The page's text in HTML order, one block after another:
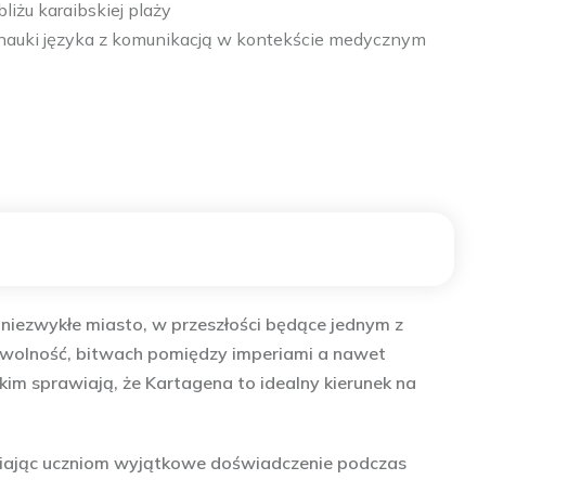
karaibskiej plaży
języka z komunikacją w kontekście medycznym
miasto, w przeszłości będące jednym z
bitwach pomiędzy imperiami a nawet
sprawiają, że Kartagena to idealny kierunek na
uczniom wyjątkowe doświadczenie podczas